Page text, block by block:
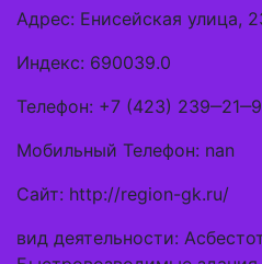
Адрес: Енисейская улица,
Индекс: 690039.0
Телефон: +7 (423)
Мобильный Телефон: nan
Сайт: http://region-gk.ru/
вид деятельности: